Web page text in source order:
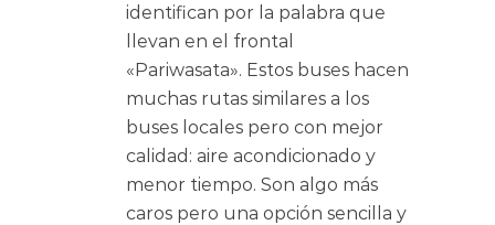
identifican por la palabra que
llevan en el frontal
«Pariwasata». Estos buses hacen
muchas rutas similares a los
buses locales pero con mejor
calidad: aire acondicionado y
menor tiempo. Son algo más
caros pero una opción sencilla y